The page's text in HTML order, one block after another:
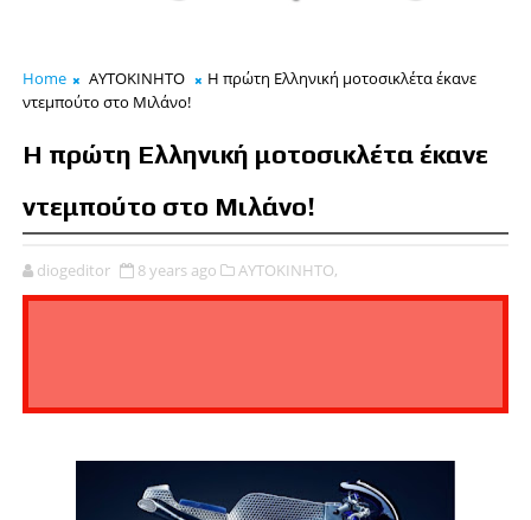
Home ΑΥΤΟΚΙΝΗΤΟ
Η πρώτη Ελληνική μοτοσικλέτα έκανε
ντεμπούτο στο Μιλάνο!
Η πρώτη Ελληνική μοτοσικλέτα έκανε
ντεμπούτο στο Μιλάνο!
diogeditor 8 years ago ΑΥΤΟΚΙΝΗΤΟ,